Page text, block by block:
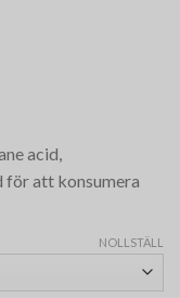
acid,
för att konsumera
NOLLSTÄLL